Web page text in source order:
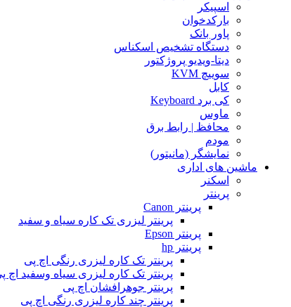
اسپیکر
بارکدخوان
پاور بانک
دستگاه تشخیص اسکناس
دیتا-ویدیو پروژکتور
سوییچ KVM
کابل
کی برد Keyboard
ماوس
محافظ | رابط برق
مودم
نمایشگر (مانیتور)
ماشین های اداری
اسکنر
پرینتر
پرینتر Canon
پرینتر لیزری تک کاره سیاه و سفید
پرینتر Epson
پرینتر hp
پرینتر تک کاره لیزری رنگی اچ پی
پرینتر تک کاره لیزری سیاه وسفید اچ
پرینتر جوهرافشان اچ پی
پرینتر چند کاره لیزری رنگی اچ پی